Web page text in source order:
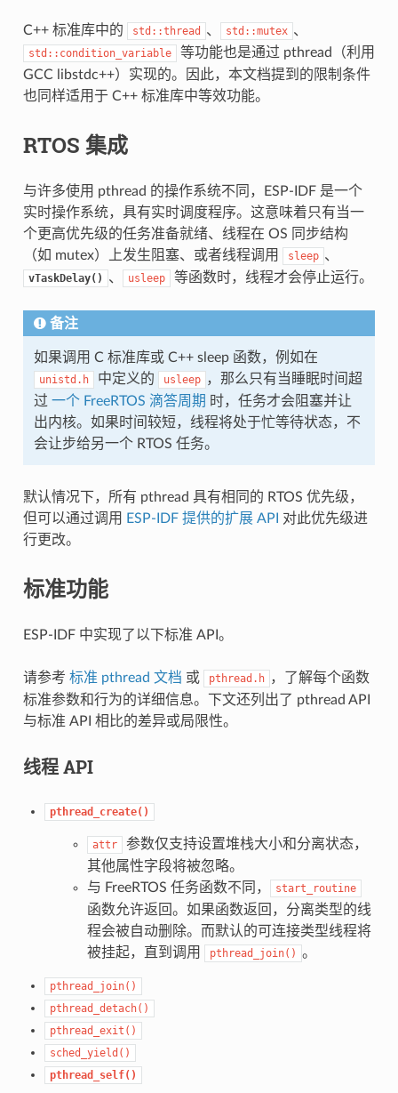
C++ 标准库中的 std::thread 、 std::mutex 、
std::condition_variable
等功能也是通过 pthread（利用
GCC libstdc++）实现的。因此，本文档提到的限制条件
也同样适用于 C++ 标准库中等效功能。
RTOS 集成
与许多使用 pthread 的操作系统不同，ESP-IDF 是一个
实时操作系统，具有实时调度程序。这意味着只有当一
个更高优先级的任务准备就绪、线程在 OS 同步结构
（如 mutex）上发生阻塞、或者线程调用
sleep 、
vTaskDelay() 、 usleep 等函数时，线程才会停止运行。
备注
如果调用 C 标准库或 C++ sleep 函数，例如在
unistd.h 中定义的 usleep ，那么只有当睡眠时间超
过 一个 FreeRTOS 滴答周期 时，任务才会阻塞并让
出内核。如果时间较短，线程将处于忙等待状态，不
会让步给另一个 RTOS 任务。
默认情况下，所有 pthread 具有相同的 RTOS 优先级，
但可以通过调用
ESP-IDF 提供的扩展 API
对此优先级进
行更改。
标准功能
ESP-IDF 中实现了以下标准 API。
请参考 标准 pthread 文档 或 pthread.h ，了解每个函数
标准参数和行为的详细信息。下文还列出了 pthread API
与标准 API 相比的差异或局限性。
线程 API
pthread_create()
attr
参数仅支持设置堆栈大小和分离状态，
其他属性字段将被忽略。
与 FreeRTOS 任务函数不同，
start_routine
函数允许返回。如果函数返回，分离类型的线
程会被自动删除。而默认的可连接类型线程将
被挂起，直到调用
pthread_join() 。
pthread_join()
pthread_detach()
pthread_exit()
sched_yield()
pthread_self()